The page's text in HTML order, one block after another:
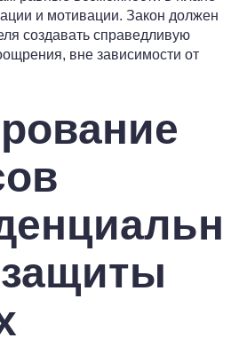
и мотивации. Закон должен
создавать справедливую
вне зависимости от